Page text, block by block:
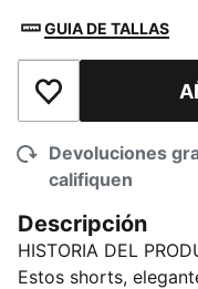
GUIA DE TALLAS
Añadir a la lista
Devoluciones
califiquen
Descripción
HISTORIA DEL
Estos shorts,